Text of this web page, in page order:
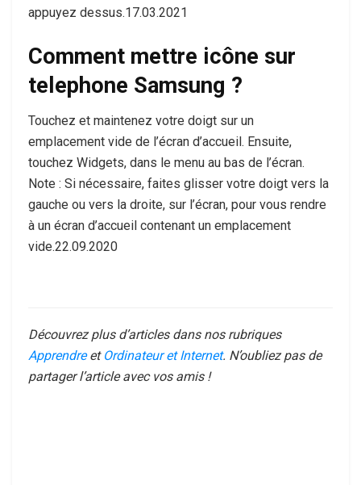
appuyez dessus.17.03.2021
Comment mettre icône sur
telephone Samsung ?
Touchez et maintenez votre doigt sur un
emplacement vide de l’écran d’accueil. Ensuite,
touchez Widgets, dans le menu au bas de l’écran.
Note : Si nécessaire, faites glisser votre doigt vers la
gauche ou vers la droite, sur l’écran, pour vous rendre
à un écran d’accueil contenant un emplacement
vide.22.09.2020
Découvrez plus d’articles dans nos rubriques
Apprendreet Ordinateur et Internet. N’oubliez pas de
partager l’article avec vos amis !